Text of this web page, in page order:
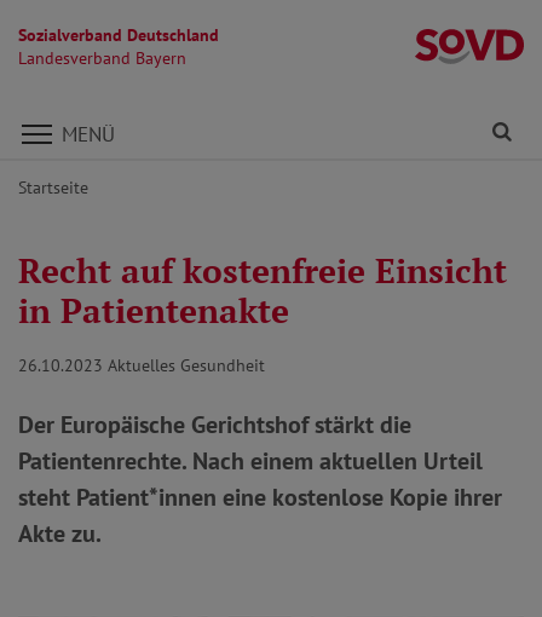
Sozialverband Deutschland
Landesverband Bayern
Direkt zu den Inhalten springen
MENÜ
Startseite
Recht auf kostenfreie Einsicht
in Patientenakte
26.10.2023 Aktuelles Gesundheit
Der Europäische Gerichtshof stärkt die
Patientenrechte. Nach einem aktuellen Urteil
steht Patient*innen eine kostenlose Kopie ihrer
Akte zu.